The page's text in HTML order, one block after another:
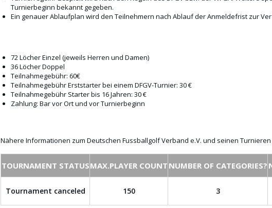
Turnierbeginn bekannt gegeben.
Ein genauer Ablaufplan wird den Teilnehmern nach Ablauf der Anmeldefrist zur
72 Löcher Einzel (jeweils Herren und Damen)
36 Löcher Doppel
Teilnahmegebühr: 60€
Teilnahmegebühr Erststarter bei einem DFGV-Turnier: 30 €
Teilnahmegebühr Starter bis 16 Jahren: 30 €
Zahlung: Bar vor Ort und vor Turnierbeginn
Nähere Informationen zum Deutschen Fussballgolf Verband e.V. und seinen
TOURNAMENT STATUSMAX.PLAYER COUNT NUMBER OF CATEGORIES?
Tournament canceled 150 3